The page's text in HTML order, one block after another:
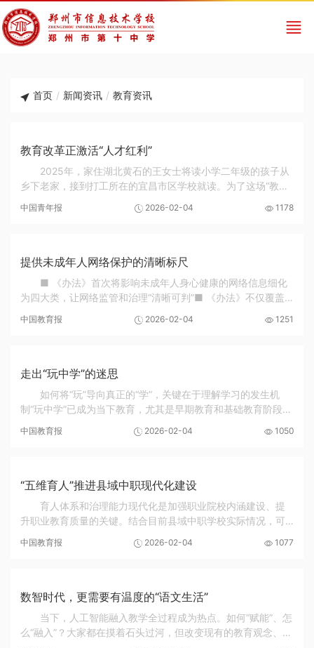
首页 / 新闻资讯 / 教育资讯
教育改革正激活“人才红利”
2025年，家住湖北黄石的王女士将读小学二年级的孩子从
乡下老家，接到打工所在的宜昌市区学校就读。为了这场“教育
是亿万家庭对“上好学”热切期盼的缩影。...
中国青年报 2026-02-04 1178
提供未成年人网络保护的清晰标尺
■ 《办法》首次将影响未成年人身心健康的网络信息细化
为四大类，让网络监管和治理“清晰可判”■ 《办法》不仅覆盖
道德红线并重的新高度近日，国家互联网信...
中国教育报 2026-02-04 1251
走出“玩中学”的迷思
如何将“玩”导向真正的“学”，关键在于理解学习的发生机
制“玩中学”已成为当下教育，尤其是早期教育和基础教育阶段一
却常常陷入一种尴尬的境地：家长和教...
中国教育报 2026-02-04 1050
“五维育人”推进县域中职现代化建设
育人体系和治理能力现代化是加强职业院校内涵建设、提
升职业教育质量的关键。结合目前县域中职学校实际情况，可
育人、红匠文化育人的“五维育人”模式实践，...
中国教育报 2026-02-04 1077
数智时代，更需要有温度的“语文生活”
当下，人工智能融入教学全过程成为热点。如何“赋能”、怎
么“融入”？大家都在摸着石头过河，但改变现有的教育观念、格